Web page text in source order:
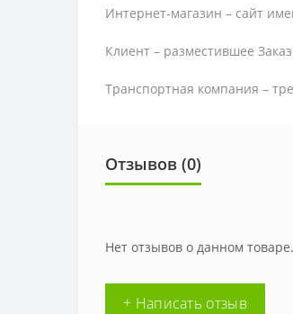
Интернет-магазин – сайт
Клиент – разместившее
Транспортная компания –
Отзывов (0)
Нет отзывов о данном товаре.
+ Написать отзыв